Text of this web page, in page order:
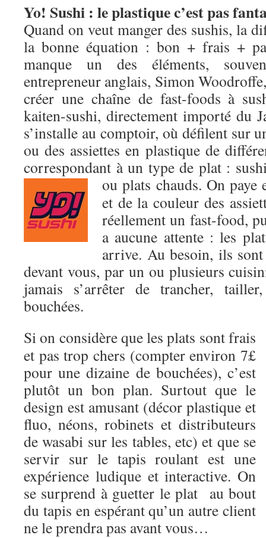
Yo! Sushi : le plastique c’est pas
Quand on veut manger des sushis, la
la bonne équation : bon + frais +
manque un des éléments,
entrepreneur anglais, Simon
créer une chaîne de fast-foods à
kaiten-sushi, directement importé du
s’installe au comptoir, où défilent sur
ou des assiettes en plastique de
correspondant à un type de plat :
ou plats chauds. On
et de la couleur des
réellement un fast-food,
a aucune attente : les
arrive. Au besoin, ils
devant vous, par un ou plusieurs
jamais s’arrêter de trancher,
bouchées.
Si on considère que les plats sont frais
et pas trop chers (compter environ 7£
pour une dizaine de bouchées), c’est
plutôt un bon plan. Surtout que le
design est amusant (décor plastique et
fluo, néons, robinets et distributeurs
de wasabi sur les tables, etc) et que se
servir sur le tapis roulant est une
expérience ludique et interactive. On
se surprend à guetter le plat au bout
du tapis en espérant qu’un autre client
ne le prendra pas avant vous…